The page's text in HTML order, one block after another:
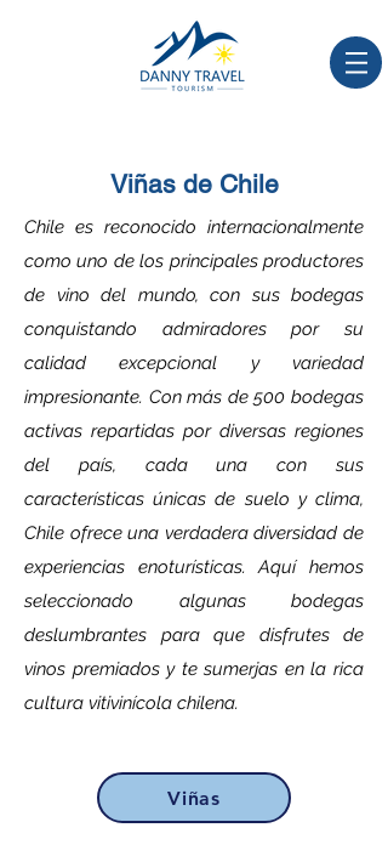
Viñas de Chile
Chile es reconocido internacionalmente
como uno de los principales productores
de vino del mundo, con sus bodegas
conquistando admiradores por su
calidad excepcional y variedad
impresionante. Con más de 500 bodegas
activas repartidas por diversas regiones
del país, cada una con sus
características únicas de suelo y clima,
Chile ofrece una verdadera diversidad de
experiencias enoturísticas. Aquí hemos
seleccionado algunas bodegas
deslumbrantes para que disfrutes de
vinos premiados y te sumerjas en la rica
cultura vitivinícola chilena.
Viñas